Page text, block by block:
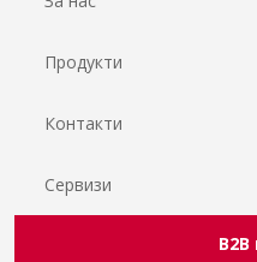
Продукти
Контакти
Сервизи